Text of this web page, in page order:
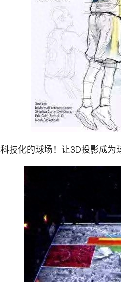
科技化的球场！让3D投影成为